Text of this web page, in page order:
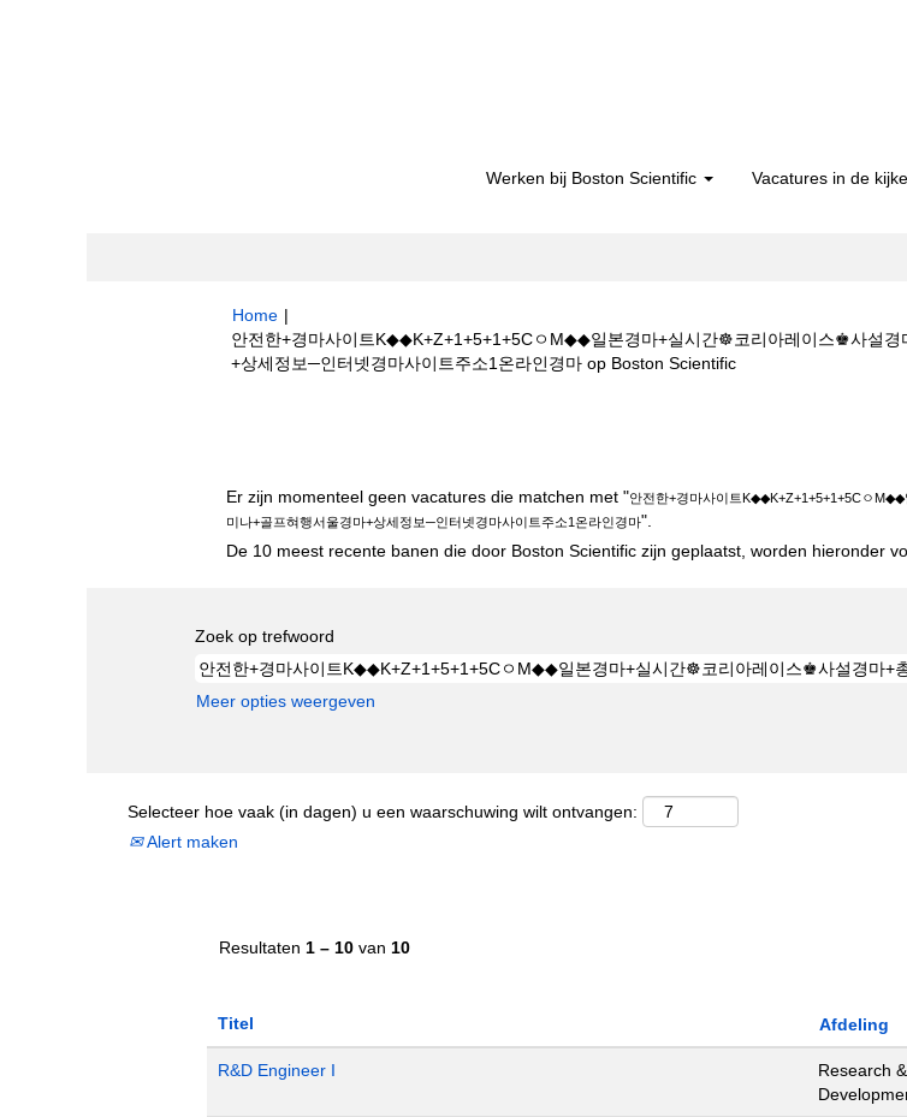
Werken bij Boston Scientific Vacatures in de
Home |
안전한+경마사이트K◆◆K+Z+1+5+1+5CㅇM◆◆일본경마+실시간☸코리아레이스♚사설
+상세정보─인터넷경마사이트주소1온라인경마 op Boston Scientific(huidige
Er zijn momenteel geen vacatures die matchen met "안전한+경마사이트K◆◆K+Z+1+5+1+5Cㅇ
미나+골프혀행서울경마+상세정보─인터넷경마사이트주소1온라인경마".
De 10 meest recente banen die door Boston Scientific zijn geplaatst, worden hieronder
Zoek op trefwoord
Meer opties weergeven
Selecteer hoe vaak (in dagen) u een waarschuwing wilt ontvangen:
Alert maken
Resultaten 1 – 10 van 10
Titel Afdeling
R&D Engineer I
Research &